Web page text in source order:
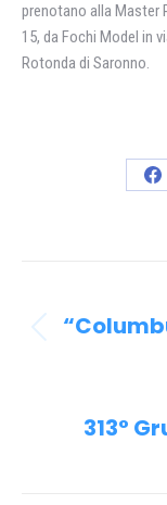
prenotano alla Master
15, da Fochi Model in
Rotonda di Saronno.
tra
313°